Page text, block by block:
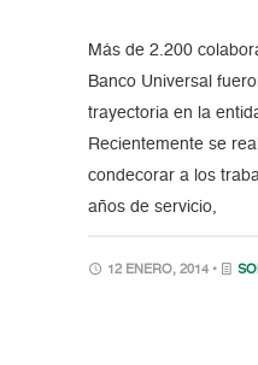
Más de 2.200
Banco Universal
trayectoria en la
Recientemente se
condecorar a los
años de servicio,
12 ENERO, 2014 •